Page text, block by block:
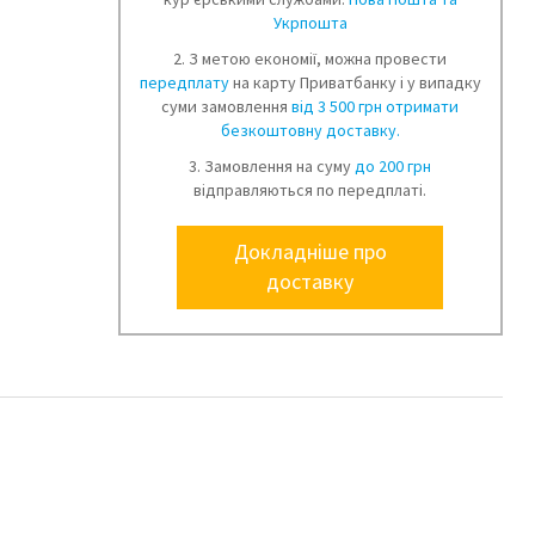
Укрпошта
2. З метою економії, можна провести
передплатуна карту Приватбанку і у випадку
суми замовленнявід 3 500 грн отримати
безкоштовну доставку.
3. Замовлення на сумудо 200 грн
відправляються по передплаті.
Докладніше про
доставку